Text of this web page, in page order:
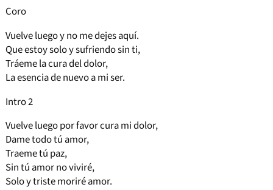
Coro
Vuelve luego y no me dejes aquí.
Que estoy solo y sufriendo sin ti,
Tráeme la cura del dolor,
La esencia de nuevo a mi ser.
Intro 2
Vuelve luego por favor cura mi dolor,
Dame todo tú amor,
Traeme tú paz,
Sin tú amor no viviré,
Solo y triste moriré amor.